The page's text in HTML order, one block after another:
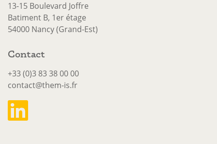
13-15 Boulevard Joffre
Batiment B, 1er étage
54000 Nancy (Grand-Est)
Contact
+33 (0)3 83 38 00 00
contact@them-is.fr